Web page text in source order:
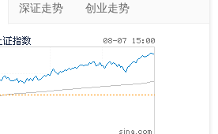
深证走势 创业走势